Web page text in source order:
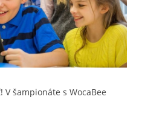
šampionáte s WocaBee